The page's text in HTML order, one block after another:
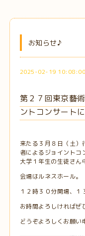
お知らせ♪
2025-02-19 10:08:00
第２７回東京藝
ントコンサート
来たる３月８日（土）
者によるジョイントコ
大学１年生の生徒さん
会場はルネスホール。
１２時３０分開場、１
お時間よろしければぜ
どうぞよろしくお願い